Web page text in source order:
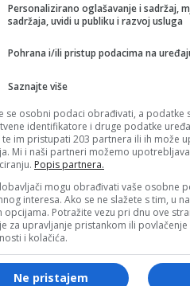
boravak na suncu u
prostorijama.
-
Personalizirano oglašavanje i sadržaj,
sadržaja, uvidi u publiku i razvoj usluga
Pohrana i/ili pristup podacima na
Saznajte više
se osobni podaci obrađivati, a podatke
identifikatore i druge podatke
im pristupati 203 partnera ili ih može
Mi i naši partneri možemo
Popis partnera.
mogu obrađivati vaše osobne
interesa. Ako se ne slažete s tim, u
opcijama. Potražite vezu pri dnu ove
za upravljanje pristankom ili
i kolačića.
Ne pristajem